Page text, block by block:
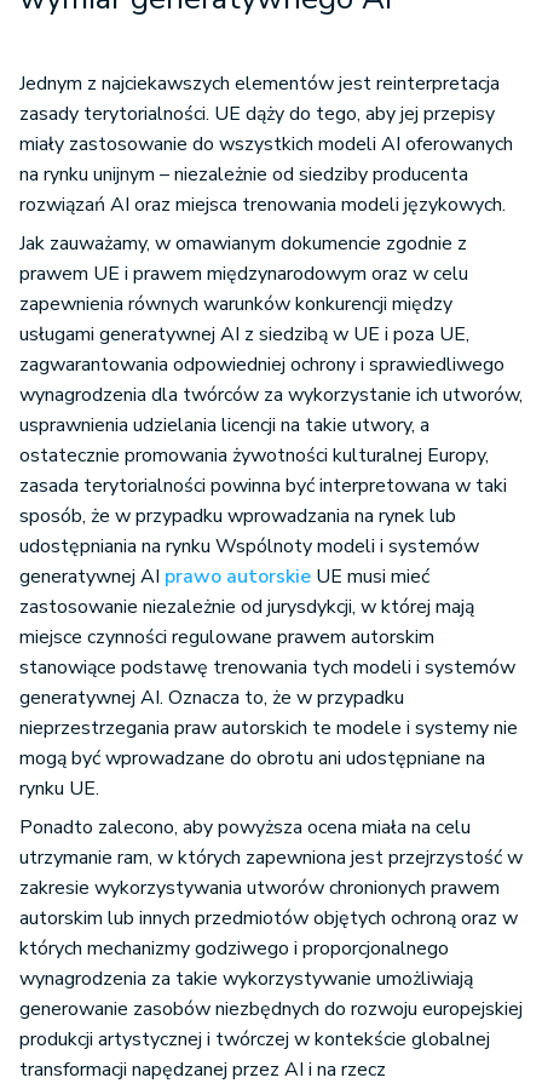
zasady terytorialności. UE dąży do tego, aby jej przepisy
miały zastosowanie do wszystkich modeli AI oferowanych
na rynku unijnym – niezależnie od siedziby producenta
rozwiązań AI oraz miejsca trenowania modeli językowych.
Jak zauważamy, w omawianym dokumencie zgodnie z
prawem UE i prawem międzynarodowym oraz w celu
zapewnienia równych warunków konkurencji między
usługami generatywnej AI z siedzibą w UE i poza UE,
zagwarantowania odpowiedniej ochrony i sprawiedliwego
wynagrodzenia dla twórców za wykorzystanie ich utworów,
usprawnienia udzielania licencji na takie utwory, a
ostatecznie promowania żywotności kulturalnej Europy,
zasada terytorialności powinna być interpretowana w taki
sposób, że w przypadku wprowadzania na rynek lub
udostępniania na rynku Wspólnoty modeli i systemów
generatywnej AI prawo autorskieUE musi mieć
zastosowanie niezależnie od jurysdykcji, w której mają
miejsce czynności regulowane prawem autorskim
stanowiące podstawę trenowania tych modeli i systemów
generatywnej AI. Oznacza to, że w przypadku
nieprzestrzegania praw autorskich te modele i systemy nie
mogą być wprowadzane do obrotu ani udostępniane na
rynku UE.
Ponadto zalecono, aby powyższa ocena miała na celu
utrzymanie ram, w których zapewniona jest przejrzystość w
zakresie wykorzystywania utworów chronionych prawem
autorskim lub innych przedmiotów objętych ochroną oraz w
których mechanizmy godziwego i proporcjonalnego
wynagrodzenia za takie wykorzystywanie umożliwiają
generowanie zasobów niezbędnych do rozwoju europejskiej
produkcji artystycznej i twórczej w kontekście globalnej
transformacji napędzanej przez AI i na rzecz
zrównoważonego charakteru ekosystemu informacji